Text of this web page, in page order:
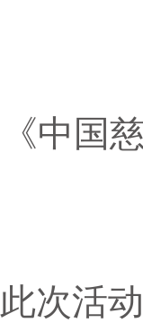
《中国
此次活